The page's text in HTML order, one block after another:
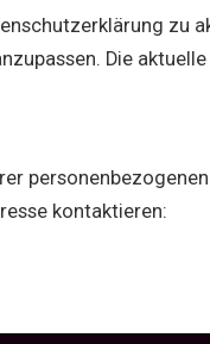
zu
Die
kontaktieren: